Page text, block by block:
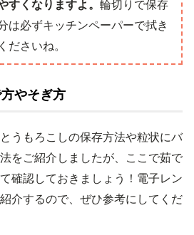
すくなりますよ。 輪切りで保存
は必ずキッチンペーパーで拭き
ださいね。
やそぎ方
うもろこしの保存方法や粒状にバ
をご紹介しましたが、ここで茹で
確認しておきましょう！電子レン
介するので、ぜひ参考にしてくだ